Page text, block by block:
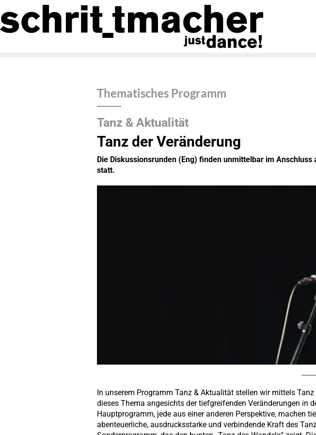
Thematisches Programm
Tanz & Aktualität
Tanz der Veränderung
Die Diskussionsrunden (Eng) finden unmittelbar im
statt.
In unserem Programm Tanz & Aktualität stellen wir mittels
dieses Thema angesichts der tiefgreifenden Veränderungen in
Hauptprogramm, jede aus einer anderen Perspektive, machen
abenteuerliche, ausdrucksstarke und verbindende Kraft des